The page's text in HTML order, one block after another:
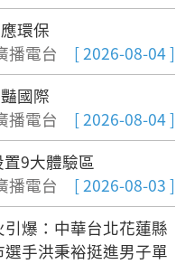
環保
播電台 [ 2026-08-04 ]
國際
播電台 [ 2026-08-04 ]
9大體驗區
播電台 [ 2026-08-03 ]
爆：中華台北花蓮縣
手洪秉裕挺進男子單